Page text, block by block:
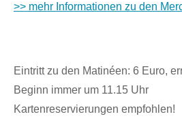
>> mehr Informationen zu den
Eintritt zu den Matinéen: 6 Euro,
Beginn immer um 11.15 Uhr
Kartenreservierungen empfohlen!